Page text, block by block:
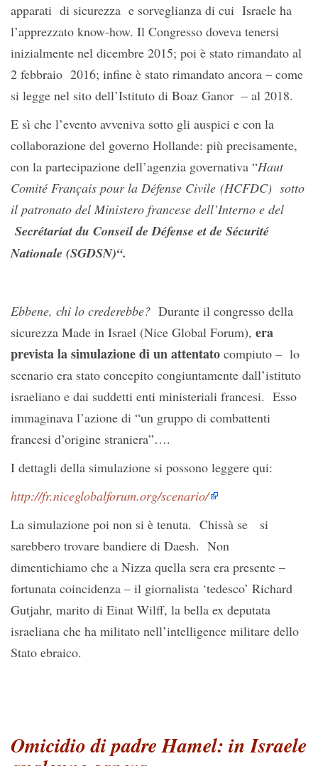
apparati di sicurezza e sorveglianza di cui Israele ha
l’apprezzato know-how. Il Congresso doveva tenersi
inizialmente nel dicembre 2015; poi è stato rimandato al
2 febbraio 2016; infine è stato rimandato ancora – come
si legge nel sito dell’Istituto di Boaz Ganor – al 2018.
E sì che l’evento avveniva sotto gli auspici e con la
collaborazione del governo Hollande: più precisamente,
con la partecipazione dell’agenzia governativa “Haut
Comité Français pour la Défense Civile (HCFDC) sotto
il patronato del Ministero francese dell’Interno e del
Secrétariat du Conseil de Défense et de Sécurité
Nationale (SGDSN)“.
Ebbene, chi lo crederebbe? Durante il congresso della
sicurezza Made in Israel (Nice Global Forum), era
prevista la simulazione di un attentato compiuto – lo
scenario era stato concepito congiuntamente dall’istituto
israeliano e dai suddetti enti ministeriali francesi. Esso
immaginava l’azione di “un gruppo di combattenti
francesi d’origine straniera”….
I dettagli della simulazione si possono leggere qui:
http://fr.niceglobalforum.org/scenario/
La simulazione poi non si è tenuta. Chissà se si
sarebbero trovare bandiere di Daesh. Non
dimentichiamo che a Nizza quella sera era presente –
fortunata coincidenza – il giornalista ‘tedesco’ Richard
Gutjahr, marito di Einat Wilff, la bella ex deputata
israeliana che ha militato nell’intelligence militare dello
Stato ebraico.
Omicidio di padre Hamel: in Israele